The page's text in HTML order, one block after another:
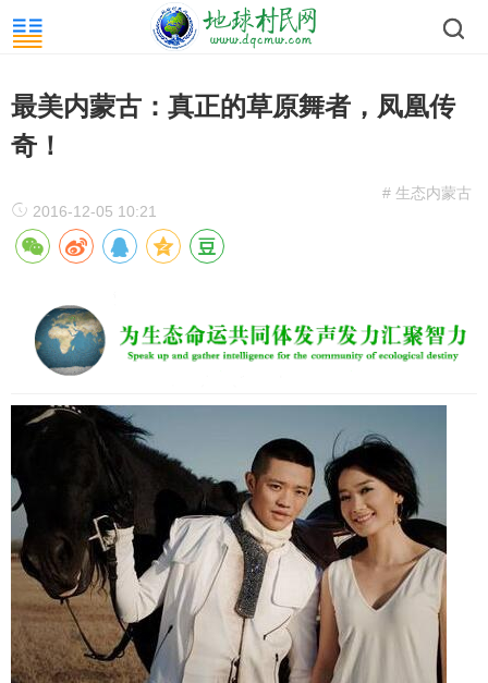
最美内蒙古：真正的草原舞者，凤凰传
奇！
# 生态内蒙古
2016-12-05 10:21